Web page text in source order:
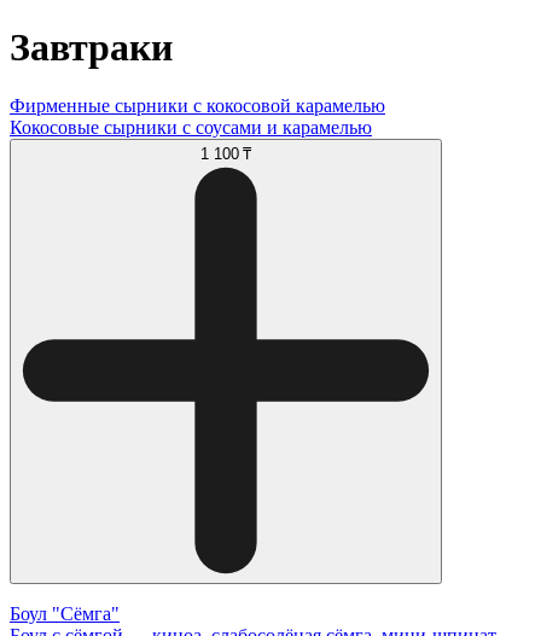
Завтраки
Фирменные сырники с кокосовой карамелью
Кокосовые сырники с соусами и карамелью
1 100 ₸
Боул "Сёмга"